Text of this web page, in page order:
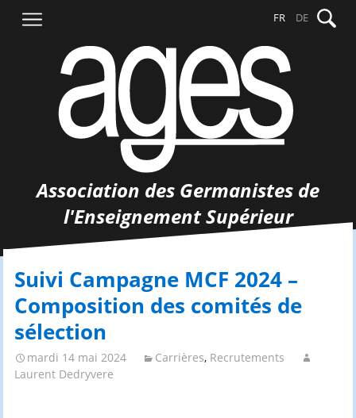
contenu
FR DE
Association des Germanistes de
l'Enseignement Supérieur
Suivi Campagne MCF 2024 –
Composition des comités de
sélection
mardi 14 mai 2024 Carrières, Recrutements
Laurent Dedryvere